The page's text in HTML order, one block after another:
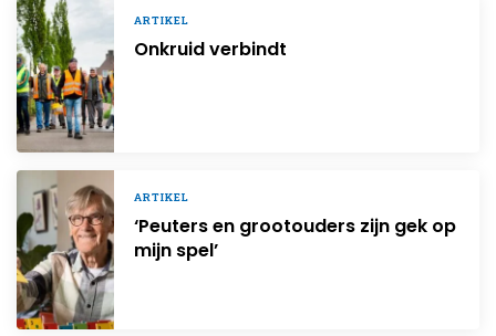
ARTIKEL
Onkruid verbindt
ARTIKEL
‘Peuters en grootouders zijn gek op
mijn spel’